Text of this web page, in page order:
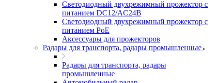
Светодиодный двухрежимный прожектор с
питанием DC12/AC24В
Светодиодный двухрежимный прожектор с
питанием PoE
Аксессуары для прожекторов
Радары для транспорта, радары промышленные
Радары для транспорта, радары
промышленные